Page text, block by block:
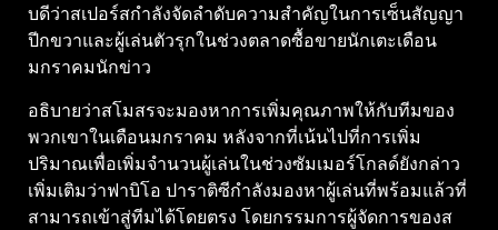
บดีว่าสเปอร์สกำลังจัดลำดับความสำคัญในการเซ็นสัญญา
ปีกขวาและผู้เล่นตัวรุกในช่วงตลาดซื้อขายนักเตะเดือน
มกราคมนักข่าว
อธิบายว่าสโมสรจะมองหาการเพิ่มคุณภาพให้กับทีมของ
พวกเขาในเดือนมกราคม หลังจากที่เน้นไปที่การเพิ่ม
ปริมาณเพื่อเพิ่มจำนวนผู้เล่นในช่วงซัมเมอร์โกลด์ยังกล่าว
เพิ่มเติมว่าฟาบิโอ ปาราติซีกำลังมองหาผู้เล่นที่พร้อมแล้วที่
สามารถเข้าสู่ทีมได้โดยตรง โดยกรรมการผู้จัดการของส